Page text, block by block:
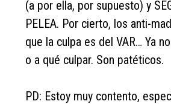
(a por ella, por supuesto) y
PELEA. Por cierto, los anti-
que la culpa es del VAR… Ya
o a qué culpar. Son patéticos.
PD: Estoy muy contento,